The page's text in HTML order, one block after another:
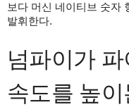
보다 머신 네이티브 숫자
발휘한다.
넘파이가
속도를 높이